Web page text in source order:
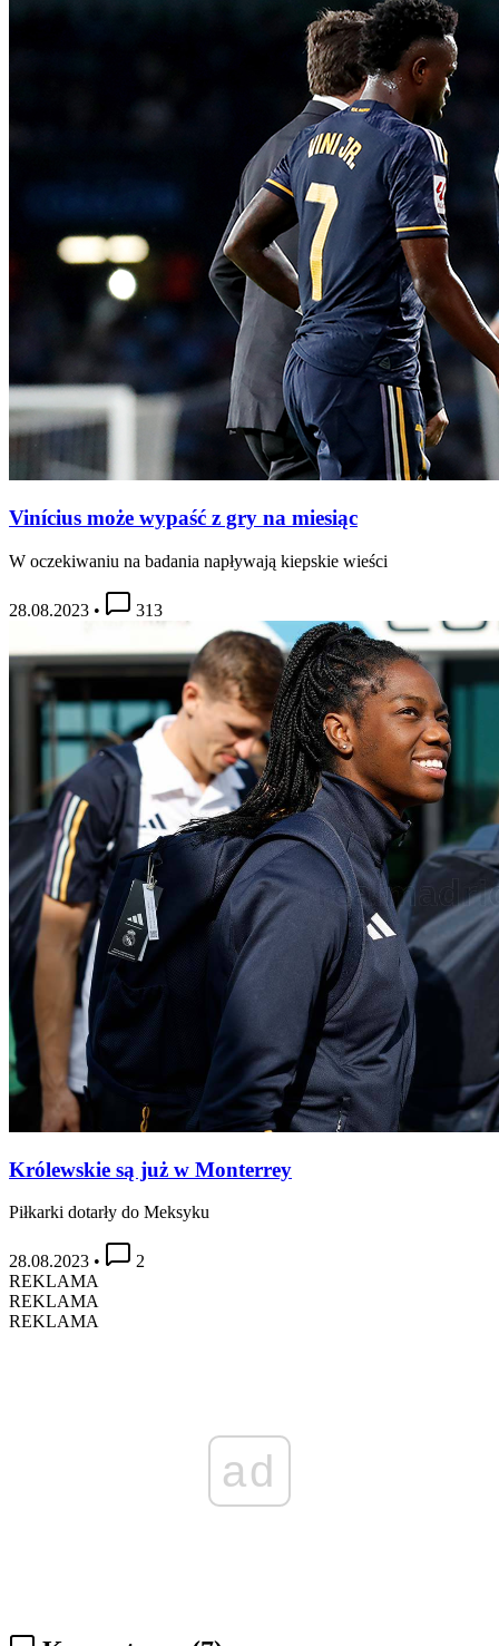
Vinícius może wypaść z gry na miesiąc
W oczekiwaniu na badania napływają kiepskie wieści
28.08.2023 • 313
Królewskie są już w Monterrey
Piłkarki dotarły do Meksyku
28.08.2023 •
2
REKLAMA
REKLAMA
REKLAMA
ad